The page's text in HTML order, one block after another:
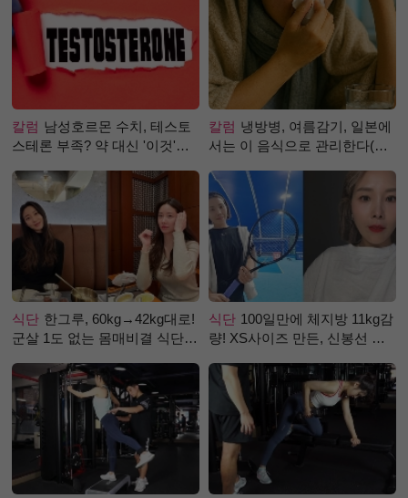
칼럼 남성호르몬 수치, 테스토
스테론 부족? 약 대신 '이것'으
칼럼 냉방병, 여름감기, 일본에
서는 이 음식으로 관리한다(생
식단 한그루, 60kg→42kg대로!
군살 1도 없는 몸매비결 식단
식단 100일만에 체지방 11kg감
량! XS사이즈 만든, 신봉선 식